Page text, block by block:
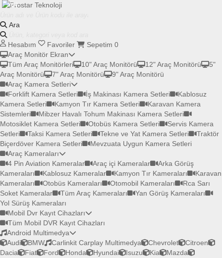
Ara
Hesabım Favoriler Sepetim 0
Araç Monitör Ekran
Tüm Araç Monitörleri
10" Araç Monitörü 12" Araç Monitörü
5"
Araç Monitörü
7" Araç Monitörü
9" Araç Monitörü
Araç Kamera Setleri
Forklift Kamera Setleri
İş Makinası Kamera Setleri
Kablosuz
Kamera Setleri
Kamyon Tır Kamera Setleri
Karavan Kamera
Sistemleri
Mibzer Havalı Tohum Makinası Kamera Setleri
Motosiklet Kamera Setleri
Otobüs Kamera Setleri
Servis Kamera
Setleri
Taksi Kamera Setleri Tekne ve Yat Kamera Setleri
Traktör
Biçerdöver Kamera Setleri
Mevzuata Uygun Kamera Setleri
Araç Kameraları
4 Pin Aviation Kameralar
Araç içi Kameralar
Arka Görüş
Kameraları
Kablosuz Kameralar Kamyon Tır Kameraları
Karavan
Kameraları
Otobüs Kameraları Otomobil Kameraları
Rca Sarı
Soket Kameralar
Tüm Araç Kameraları
Yan Görüş Kameraları
Yol Sürüş Kameraları
Mobil Dvr Kayıt Cihazları
Tüm Mobil DVR Kayıt Cihazları
Android Multimedya
Audi
BMW Carlinkit Carplay Multimedya Chevrolet
Citroen
Dacia
Fiat Ford Honda Hyundai Isuzu Kia
Mazda
YENİ
YENİ
YENİ